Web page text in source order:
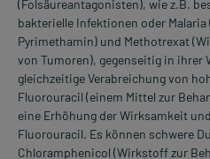
(Folsäureantagonisten), wie z.B.
bakterielle Infektionen oder
Pyrimethamin) und Methotrexat
von Tumoren), gegenseitig in ihrer
gleichzeitige Verabreichung von
Fluorouracil (einem Mittel zur
eine Erhöhung der Wirksamkeit
Fluorouracil. Es können schwere
Chloramphenicol (Wirkstoff zur